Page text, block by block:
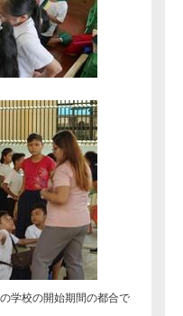
学校の開始期間の都合で